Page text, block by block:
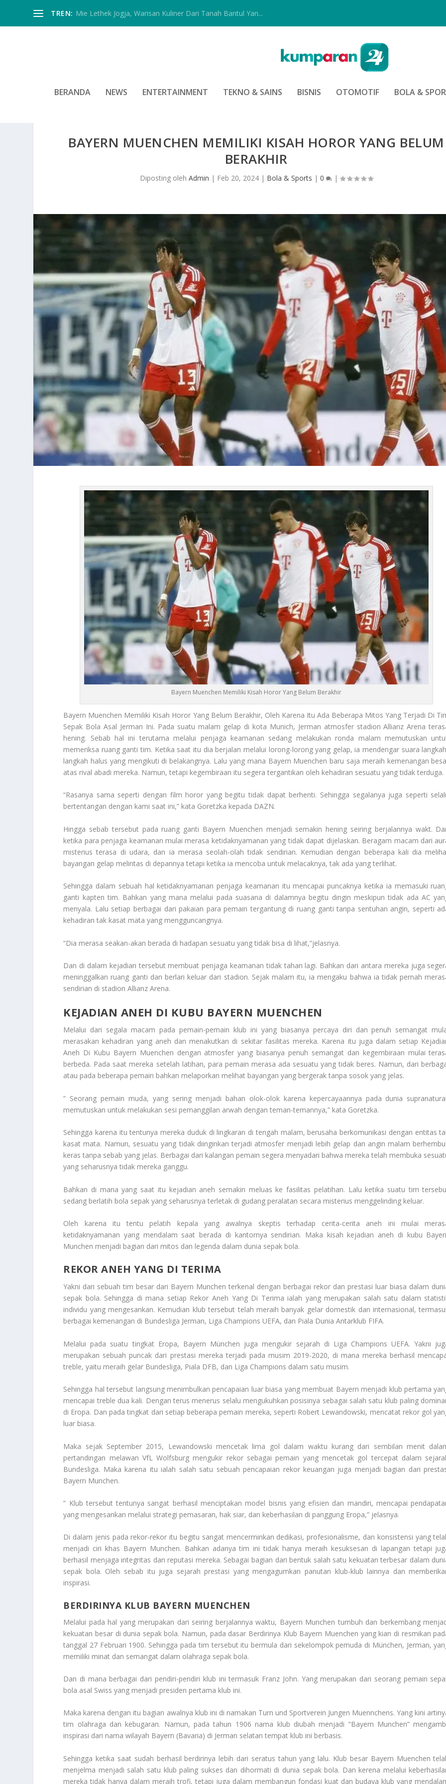
TREN: Mie Lethek Jogja, Warisan Kuliner Dari Tanah Bantul Yan...
BERANDA NEWS ENTERTAINMENT TEKNO & SAINS BISNIS OTOMOTIF BOLA &
BAYERN MUENCHEN MEMILIKI KISAH HOROR YANG BELUM
BERAKHIR
Diposting oleh Admin | Feb 20, 2024| Bola & Sports | 0 |
Bayern Muenchen Memiliki Kisah Horor Yang Belum Berakhir
Bayern Muenchen Memiliki Kisah Horor Yang Belum Berakhir, Oleh Karena Itu Ada Beberapa Mitos Yang Terjadi Di
Sepak Bola Asal Jerman Ini. Pada suatu malam gelap di kota Munich, Jerman atmosfer stadion Allianz Arena
hening. Sebab hal ini terutama melalui penjaga keamanan sedang melakukan ronda malam memutuskan
memeriksa ruang ganti tim. Ketika saat itu dia berjalan melalui lorong-lorong yang gelap, ia mendengar suara
langkah halus yang mengikuti di belakangnya. Lalu yang mana Bayern Muenchen baru saja meraih kemenangan
atas rival abadi mereka. Namun, tetapi kegembiraan itu segera tergantikan oleh kehadiran sesuatu yang tidak terduga.
“Rasanya sama seperti dengan film horor yang begitu tidak dapat berhenti. Sehingga segalanya juga seperti
bertentangan dengan kami saat ini,” kata Goretzka kepada DAZN.
Hingga sebab tersebut pada ruang ganti Bayern Muenchen menjadi semakin hening seiring berjalannya wakt.
ketika para penjaga keamanan mulai merasa ketidaknyamanan yang tidak dapat dijelaskan. Beragam macam dari
misterius terasa di udara, dan ia merasa seolah-olah tidak sendirian. Kemudian dengan beberapa kali dia
bayangan gelap melintas di depannya tetapi ketika ia mencoba untuk melacaknya, tak ada yang terlihat.
Sehingga dalam sebuah hal ketidaknyamanan penjaga keamanan itu mencapai puncaknya ketika ia memasuki
ganti kapten tim. Bahkan yang mana melalui pada suasana di dalamnya begitu dingin meskipun tidak ada AC
menyala. Lalu setiap berbagai dari pakaian para pemain tergantung di ruang ganti tanpa sentuhan angin, seperti
kehadiran tak kasat mata yang mengguncangnya.
“Dia merasa seakan-akan berada di hadapan sesuatu yang tidak bisa di lihat,”jelasnya.
Dan di dalam kejadian tersebut membuat penjaga keamanan tidak tahan lagi. Bahkan dari antara mereka juga
meninggalkan ruang ganti dan berlari keluar dari stadion. Sejak malam itu, ia mengaku bahwa ia tidak pernah
sendirian di stadion Allianz Arena.
KEJADIAN ANEH DI KUBU BAYERN MUENCHEN
Melalui dari segala macam pada pemain-pemain klub ini yang biasanya percaya diri dan penuh semangat
merasakan kehadiran yang aneh dan menakutkan di sekitar fasilitas mereka. Karena itu juga dalam setiap
Aneh Di Kubu Bayern Muenchen dengan atmosfer yang biasanya penuh semangat dan kegembiraan mulai
berbeda. Pada saat mereka setelah latihan, para pemain merasa ada sesuatu yang tidak beres. Namun, dari
atau pada beberapa pemain bahkan melaporkan melihat bayangan yang bergerak tanpa sosok yang jelas.
” Seorang pemain muda, yang sering menjadi bahan olok-olok karena kepercayaannya pada dunia
memutuskan untuk melakukan sesi pemanggilan arwah dengan teman-temannya,” kata Goretzka.
Sehingga karena itu tentunya mereka duduk di lingkaran di tengah malam, berusaha berkomunikasi dengan entitas
kasat mata. Namun, sesuatu yang tidak diinginkan terjadi atmosfer menjadi lebih gelap dan angin malam
keras tanpa sebab yang jelas. Berbagai dari kalangan pemain segera menyadari bahwa mereka telah membuka
yang seharusnya tidak mereka ganggu.
Bahkan di mana yang saat itu kejadian aneh semakin meluas ke fasilitas pelatihan. Lalu ketika suatu tim
sedang berlatih bola sepak yang seharusnya terletak di gudang peralatan secara misterius menggelinding keluar.
Oleh karena itu tentu pelatih kepala yang awalnya skeptis terhadap cerita-cerita aneh ini mulai
ketidaknyamanan yang mendalam saat berada di kantornya sendirian. Maka kisah kejadian aneh di kubu
Munchen menjadi bagian dari mitos dan legenda dalam dunia sepak bola.
REKOR ANEH YANG DI TERIMA
Yakni dari sebuah tim besar dari Bayern Munchen terkenal dengan berbagai rekor dan prestasi luar biasa dalam
sepak bola. Sehingga di mana setiap Rekor Aneh Yang Di Terima ialah yang merupakan salah satu dalam
individu yang mengesankan. Kemudian klub tersebut telah meraih banyak gelar domestik dan internasional,
berbagai kemenangan di Bundesliga Jerman, Liga Champions UEFA, dan Piala Dunia Antarklub FIFA.
Melalui pada suatu tingkat Eropa, Bayern München juga mengukir sejarah di Liga Champions UEFA. Yakni
merupakan sebuah puncak dari prestasi mereka terjadi pada musim 2019-2020, di mana mereka berhasil
treble, yaitu meraih gelar Bundesliga, Piala DFB, dan Liga Champions dalam satu musim.
Sehingga hal tersebut langsung menimbulkan pencapaian luar biasa yang membuat Bayern menjadi klub pertama
mencapai treble dua kali. Dengan terus menerus selalu mengukuhkan posisinya sebagai salah satu klub paling
di Eropa. Dan pada tingkat dari setiap beberapa pemain mereka, seperti Robert Lewandowski, mencatat rekor gol
luar biasa.
Maka sejak September 2015, Lewandowski mencetak lima gol dalam waktu kurang dari sembilan menit
pertandingan melawan VfL Wolfsburg mengukir rekor sebagai pemain yang mencetak gol tercepat dalam
Bundesliga. Maka karena itu ialah salah satu sebuah pencapaian rekor keuangan juga menjadi bagian dari
Bayern Munchen.
” Klub tersebut tentunya sangat berhasil menciptakan model bisnis yang efisien dan mandiri, mencapai
yang mengesankan melalui strategi pemasaran, hak siar, dan keberhasilan di panggung Eropa,” jelasnya.
Di dalam jenis pada rekor-rekor itu begitu sangat mencerminkan dedikasi, profesionalisme, dan konsistensi yang
menjadi ciri khas Bayern Munchen. Bahkan adanya tim ini tidak hanya meraih kesuksesan di lapangan tetapi
berhasil menjaga integritas dan reputasi mereka. Sebagai bagian dari bentuk salah satu kekuatan terbesar dalam
sepak bola. Oleh sebab itu juga sejarah prestasi yang mengagumkan panutan klub-klub lainnya dan
inspirasi.
BERDIRINYA KLUB BAYERN MUENCHEN
Melalui pada hal yang merupakan dari seiring berjalannya waktu, Bayern Munchen tumbuh dan berkembang
kekuatan besar di dunia sepak bola. Namun, pada dasar Berdirinya Klub Bayern Muenchen yang kian di resmikan
tanggal 27 Februari 1900. Sehingga pada tim tersebut itu bermula dari sekelompok pemuda di München, Jerman,
memiliki minat dan semangat dalam olahraga sepak bola.
Dan di mana berbagai dari pendiri-pendiri klub ini termasuk Franz John. Yang merupakan dari seorang pemain
bola asal Swiss yang menjadi presiden pertama klub ini.
Maka karena dengan itu bagian awalnya klub ini di namakan Turn und Sportverein Jungen Muennchens. Yang kini
tim olahraga dan kebugaran. Namun, pada tahun 1906 nama klub diubah menjadi “Bayern Munchen”
inspirasi dari nama wilayah Bayern (Bavaria) di Jerman selatan tempat klub ini berbasis.
Sehingga ketika saat sudah berhasil berdirinya lebih dari seratus tahun yang lalu. Klub besar Bayern Muenchen
menjelma menjadi salah satu klub paling sukses dan dihormati di dunia sepak bola. Dan kerena melalui
mereka tidak hanya dalam meraih trofi, tetapi juga dalam membangun fondasi kuat dan budaya klub yang